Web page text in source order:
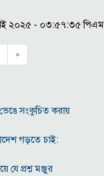
২০২৫ - ০৩:৫৭:৩৫ পিএম
»
ভেঙে সংকুচিত করায়
গড়তে চাই:
যে প্রশ্ন মঞ্জুর